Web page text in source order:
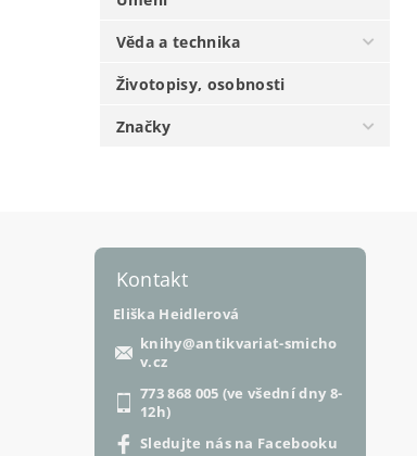
Věda a technika
Životopisy, osobnosti
Značky
Kontakt
Eliška Heidlerová
knihy@antikvariat-smicho
v.cz
773 868 005 (ve všední dny 8-
12h)
Sledujte nás na Facebooku